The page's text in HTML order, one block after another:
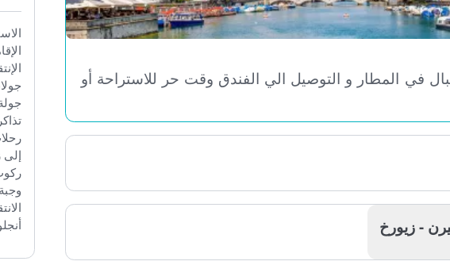
المطار و التوصيل الي الفندق وقت حر للاستراحة أو
ما
جولات
جولة
تذاكر
رحلات
إلى
ركوب